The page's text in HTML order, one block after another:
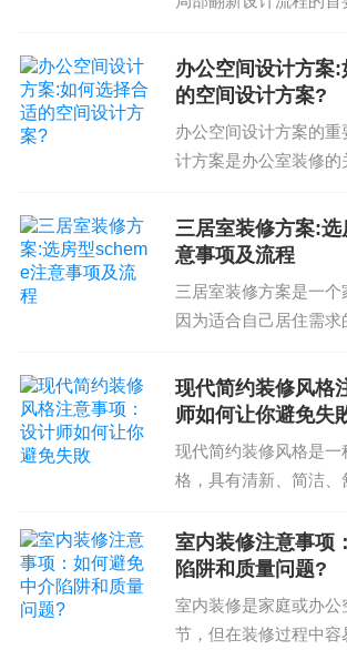
新房装修材料选择的流程可以分为以
确定您的预算和需求：您需要根据您
来决定哪些材料可以选择和使用。您
内。您还需要考虑到您对材料的选择
量和整体装修效果的影响，确保您选
自己的需求和预算。
了解材料种类：您需要了解目前市场
施工难易程度、寿命和维护成本等方
便您能够做出明智的选择。例如，您
市場的材料、人工材料、新材料、再
性等方面的特点，以便您能够按照您
择合适的材料。
选择材料供应商：您需要选择信誉好
商，以确保您能够获得优质的材料
际情况，设计师可以制
案和施工计划。例如，
办公空间设计方案
的空间设计方案?
办公空间设计方案的重
计方案是办公室装修的
一个合适的空间设计
的工作积极性和满意度
三居室装修方案:
意事项及流程
三居室装修方案是一个
因为适合自己居住需求
然而，在选择三居室装
有很多的注意事项需要
现代简约装修风格
师如何让你避免失
现代简约装修风格是
格，具有清新、简洁、
敗却是很多人遇到的
你提供现代简约装修风
师的建议，帮助你避免
室内装修注意事项
陷阱和质量问题?
室内装修是家庭或办
节，但在装修过程中容